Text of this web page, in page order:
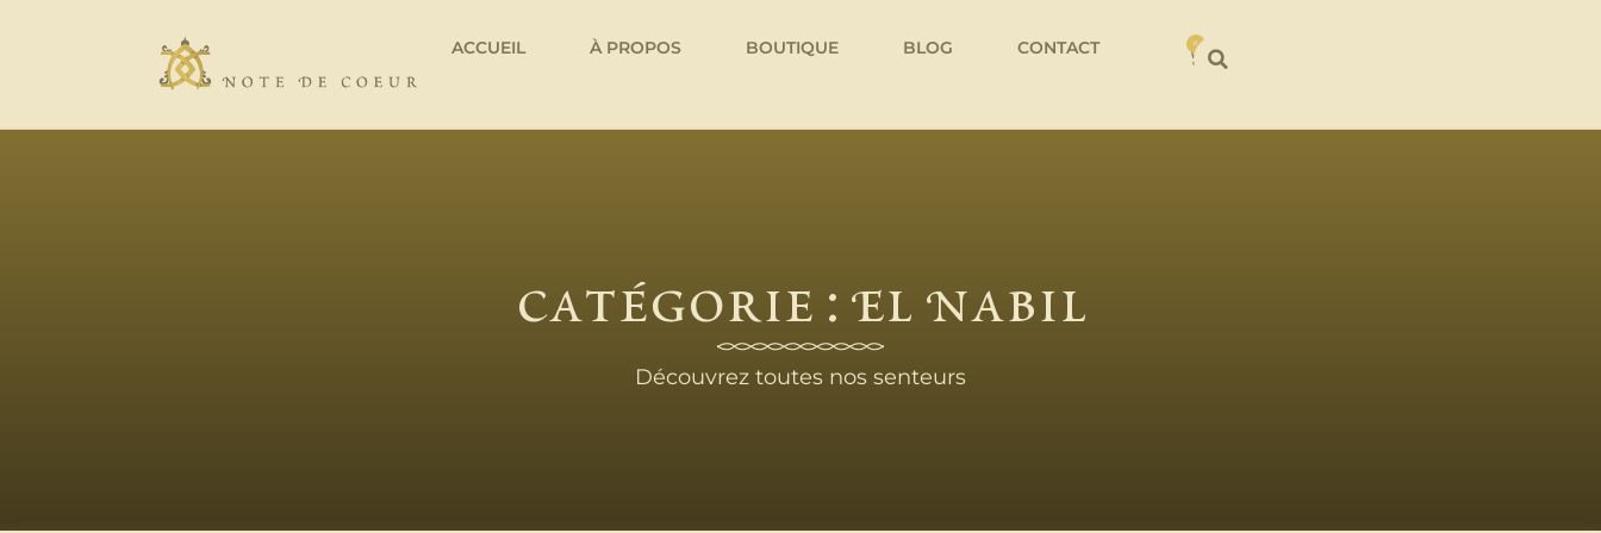
ACCUEIL À PROPOS BOUTIQUE BLOG CONTACT 0
Catégorie : El Nabil
Découvrez toutes nos senteurs